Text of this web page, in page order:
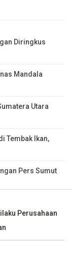
Diringkus
Mandala
Utara
Tembak Ikan,
Pers Sumut
Perusahaan